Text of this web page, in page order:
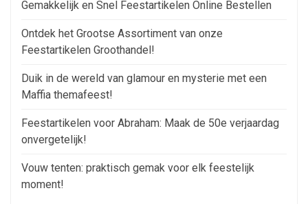
Gemakkelijk en Snel Feestartikelen Online Bestellen
Ontdek het Grootse Assortiment van onze
Feestartikelen Groothandel!
Duik in de wereld van glamour en mysterie met een
Maffia themafeest!
Feestartikelen voor Abraham: Maak de 50e verjaardag
onvergetelijk!
Vouw tenten: praktisch gemak voor elk feestelijk
moment!